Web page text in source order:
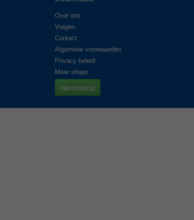
Over ons
Vragen
Contact
Algemene voorwaarden
Privacy beleid
Meer shops
Herroeping